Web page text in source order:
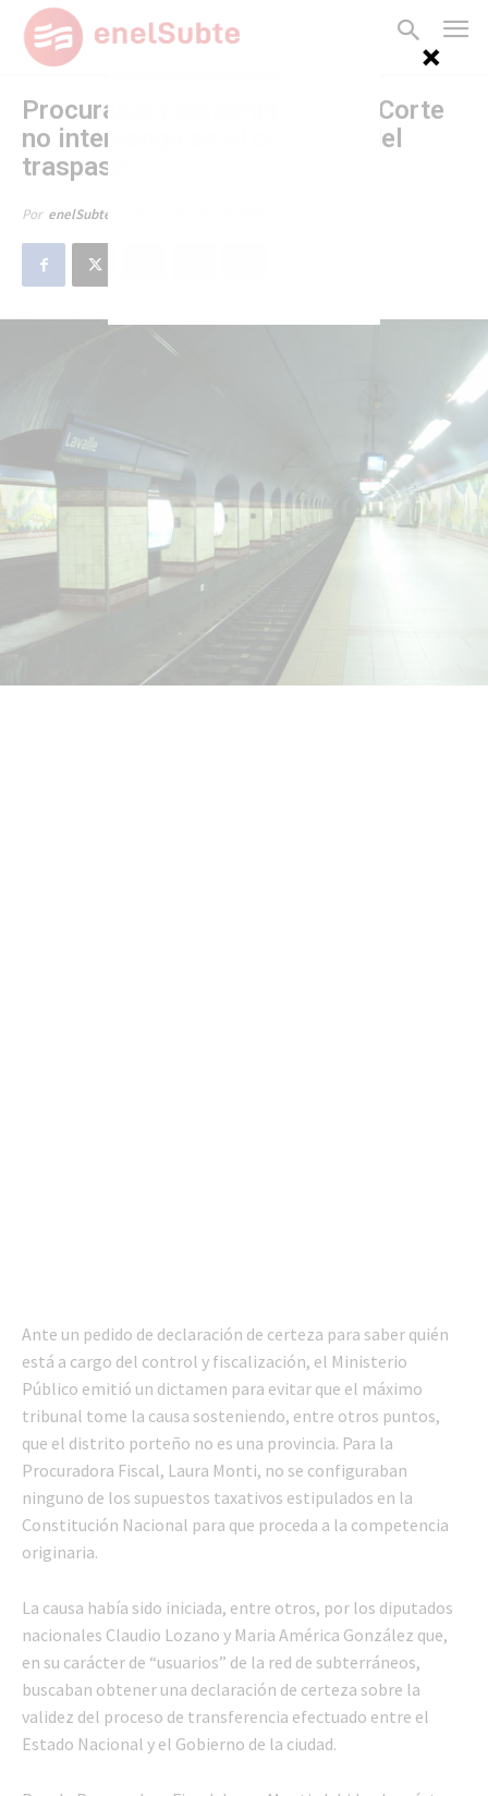
Procuración dictaminó que la Corte
no intervenga en el conflicto del
traspaso
Por enelSubte
Ante un pedido de declaración de certeza para saber quién
está a cargo del control y fiscalización, el Ministerio
Público emitió un dictamen para evitar que el máximo
tribunal tome la causa sosteniendo, entre otros puntos,
que el distrito porteño no es una provincia. Para la
Procuradora Fiscal, Laura Monti, no se configuraban
ninguno de los supuestos taxativos estipulados en la
Constitución Nacional para que proceda a la competencia
originaria.
La causa había sido iniciada, entre otros, por los diputados
nacionales Claudio Lozano y Maria América González que,
en su carácter de “usuarios” de la red de subterráneos,
buscaban obtener una declaración de certeza sobre la
validez del proceso de transferencia efectuado entre el
Estado Nacional y el Gobierno de la ciudad.